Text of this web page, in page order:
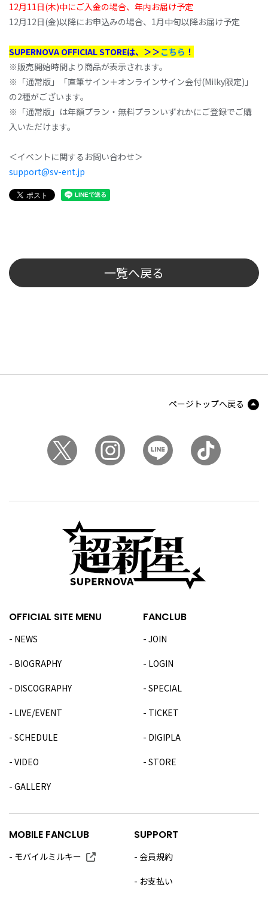
12月11日(木)中にご入金の場合、年内お届け予定
12月12日(金)以降にお申込みの場合、1月中旬以降お届け予定
SUPERNOVA OFFICIAL STOREは、＞＞こちら ！
※販売開始時間より商品が表示されます。
※「通常版」「直筆サイン＋オンラインサイン会付(Milky限定)」
の2種がございます。
※「通常版」は年額プラン・無料プランいずれかにご登録でご購
入いただけます。
＜イベントに関するお問い合わせ＞
support@sv-ent.jp
一覧へ戻る
ページトップへ戻る
OFFICIAL SITE MENU
NEWS
BIOGRAPHY
DISCOGRAPHY
LIVE/EVENT
SCHEDULE
VIDEO
GALLERY
FANCLUB
JOIN
LOGIN
SPECIAL
TICKET
DIGIPLA
STORE
MOBILE FANCLUB
モバイルミルキー
SUPPORT
会員規約
お支払い